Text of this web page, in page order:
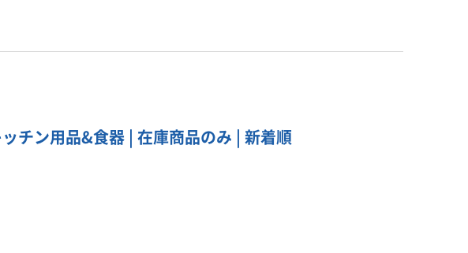
チン用品&食器 | 在庫商品のみ | 新着順